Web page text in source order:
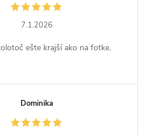
7.1.2026
ešte krajší ako na fotke,
Dominika